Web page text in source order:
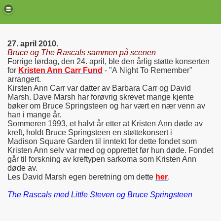
27. april 2010.
Bruce og The Rascals sammen på scenen
Forrige lørdag, den 24. april, ble den årlig støtte konserten
for Kristen Ann Carr Fund - "A Night To Remember"
arrangert.
Kirsten Ann Carr var datter av Barbara Carr og David
Marsh. Dave Marsh har forøvrig skrevet mange kjente
bøker om Bruce Springsteen og har vært en nær venn av
han i mange år.
Sommeren 1993, et halvt år etter at Kristen Ann døde av
kreft, holdt Bruce Springsteen en støttekonsert i
Madison Square Garden til inntekt for dette fondet som
Kristen Ann selv var med og opprettet før hun døde. Fondet
går til forskning av kreftypen sarkoma som Kristen Ann
døde av.
Les David Marsh egen beretning om dette her.
The Rascals med Little Steven og Bruce Springsteen